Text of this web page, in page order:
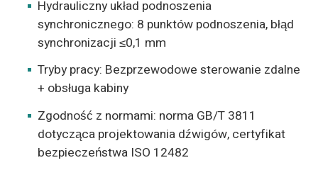
Hydrauliczny układ podnoszenia
synchronicznego: 8 punktów podnoszenia, błąd
synchronizacji ≤0,1 mm
Tryby pracy: Bezprzewodowe sterowanie zdalne
+ obsługa kabiny
Zgodność z normami: norma GB/T 3811
dotycząca projektowania dźwigów, certyfikat
bezpieczeństwa ISO 12482